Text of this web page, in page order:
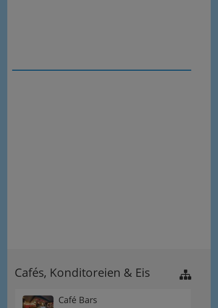
Cafés, Konditoreien & Eis
Café Bars